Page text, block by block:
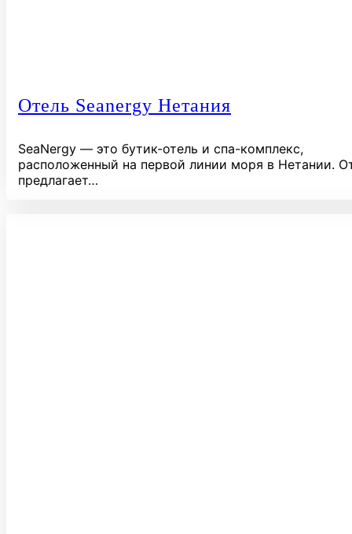
Отель Seanergy Нетания
SeaNergy — это бутик-отель и спа-комплекс,
расположенный на первой линии моря в Нетании.
предлагает…